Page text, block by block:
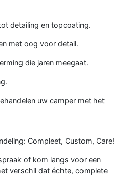
detailing en topcoating.
met oog voor detail.
die jaren meegaat.
uw camper met het
Compleet, Custom, Care!
of kom langs voor een
verschil dat échte, complete